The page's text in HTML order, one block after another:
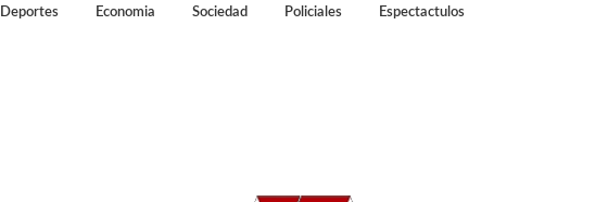
Deportes Economia Sociedad Policiales Espectactulos